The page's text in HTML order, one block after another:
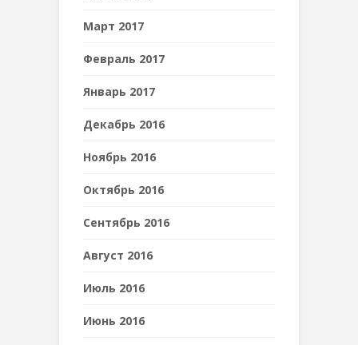
Март 2017
Февраль 2017
Январь 2017
Декабрь 2016
Ноябрь 2016
Октябрь 2016
Сентябрь 2016
Август 2016
Июль 2016
Июнь 2016